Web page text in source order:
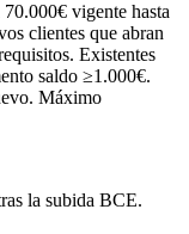
vigente hasta
clientes que abran
Existentes
saldo ≥1.000€.
Máximo
la subida BCE.